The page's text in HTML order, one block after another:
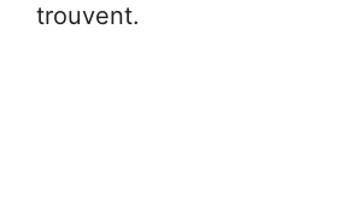
trouvent.